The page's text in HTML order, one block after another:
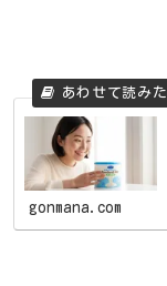
gonmana.com